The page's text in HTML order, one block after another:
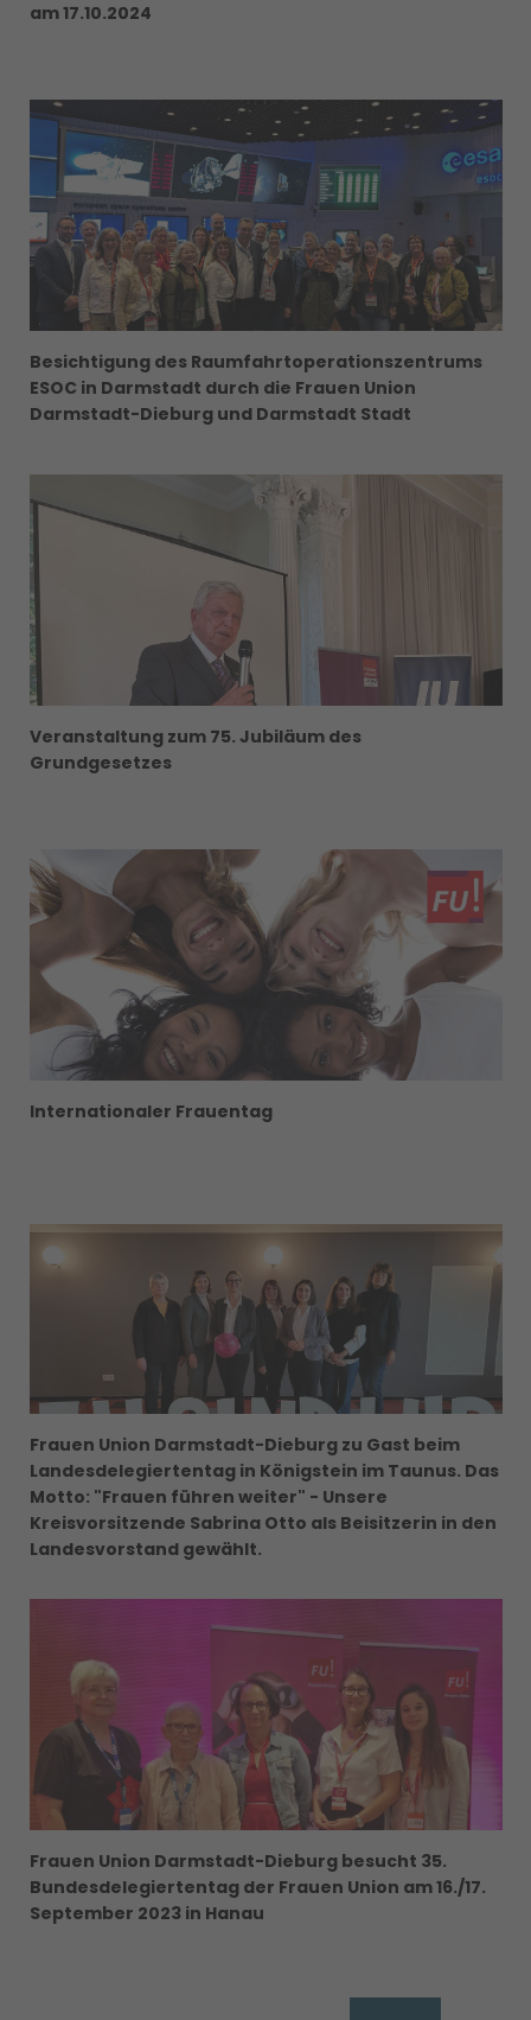
am 17.10.2024
Besichtigung des Raumfahrtoperationszentrums
ESOC in Darmstadt durch die Frauen Union
Darmstadt-Dieburg und Darmstadt Stadt
Veranstaltung zum 75. Jubiläum des
Grundgesetzes
Internationaler Frauentag
Frauen Union Darmstadt-Dieburg zu Gast beim
Landesdelegiertentag in Königstein im Taunus. Das
Motto: "Frauen führen weiter" - Unsere
Kreisvorsitzende Sabrina Otto als Beisitzerin in den
Landesvorstand gewählt.
Frauen Union Darmstadt-Dieburg besucht 35.
Bundesdelegiertentag der Frauen Union am 16./17.
September 2023 in Hanau